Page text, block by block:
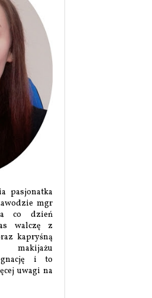
pasjonatka
mgr
co dzień
walczę z
kapryśną
i to
uwagi na